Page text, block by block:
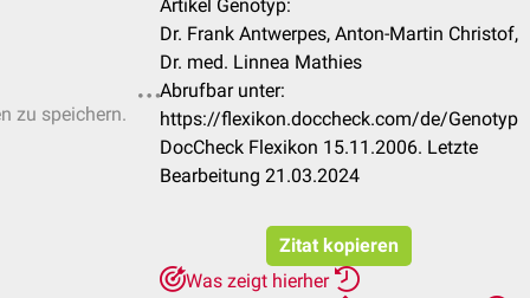
zu speichern.
Artikel Genotyp:
Dr. Frank Antwerpes, Anton-Martin Christof,
Dr. med. Linnea Mathies
Abrufbar unter:
https://flexikon.doccheck.com/de/Genotyp
DocCheck Flexikon 15.11.2006. Letzte
Bearbeitung 21.03.2024
Zitat kopieren
Was zeigt hierher